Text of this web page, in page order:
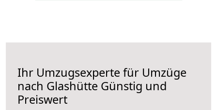
Ihr Umzugsexperte für Umzüge
nach Glashütte Günstig und
Preiswert